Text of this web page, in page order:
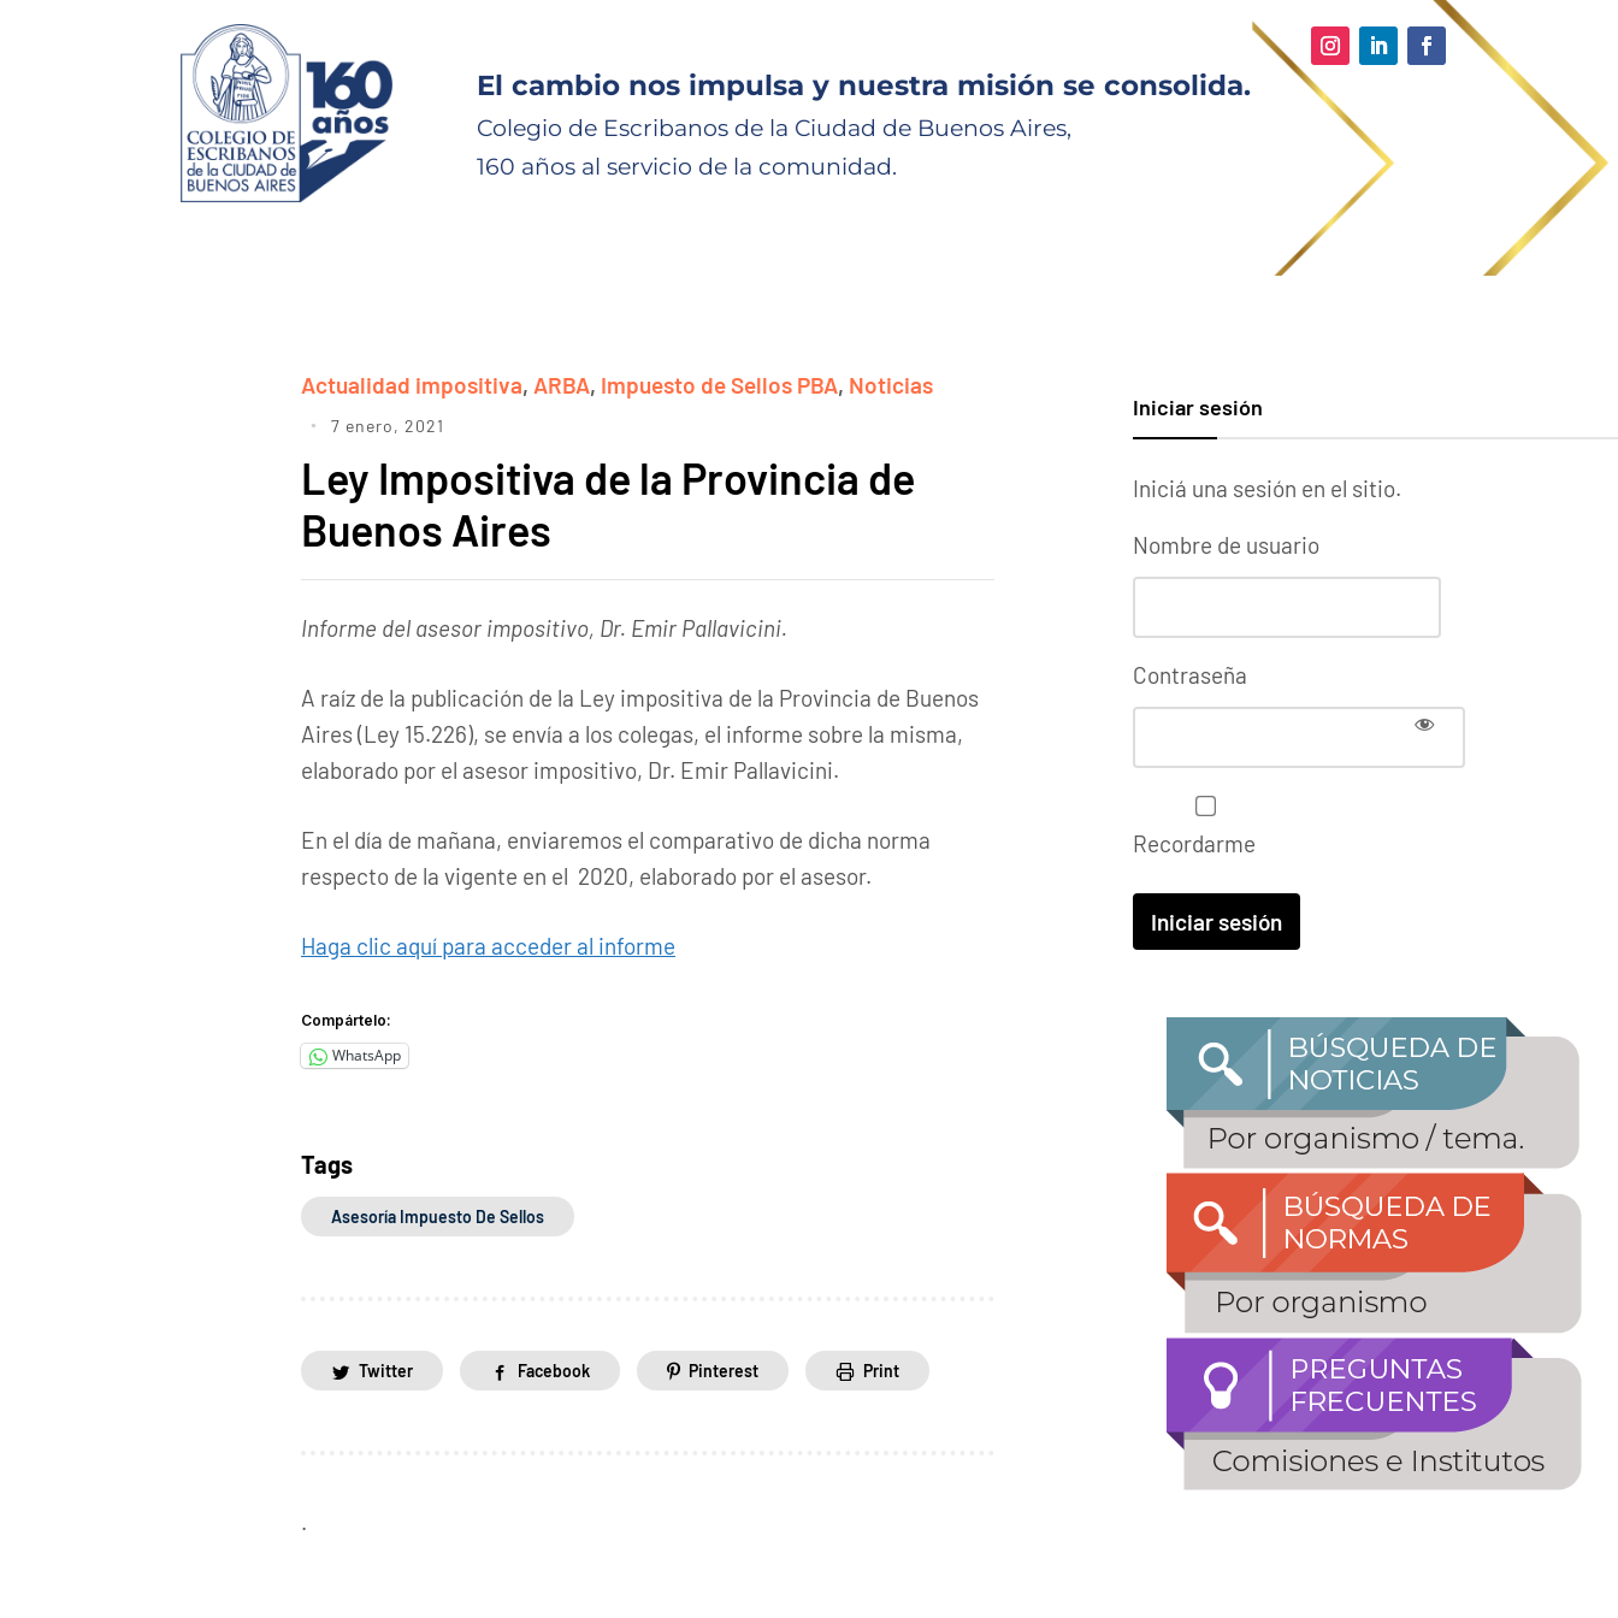
El cambio nos impulsa y nuestra misión se consolida.
Colegio de Escribanos de la Ciudad de Buenos Aires,
160 años al servicio de la comunidad.
Actualidad impositiva, ARBA, Impuesto de Sellos PBA, Noticias
7 enero, 2021
Ley Impositiva de la Provincia de
Buenos Aires
Informe del asesor impositivo, Dr. Emir Pallavicini.
A raíz de la publicación de la Ley impositiva de la Provincia de Buenos
Aires (Ley 15.226), se envía a los colegas, el informe sobre la misma,
elaborado por el asesor impositivo, Dr. Emir Pallavicini.
En el día de mañana, enviaremos el comparativo de dicha norma
respecto de la vigente en el 2020, elaborado por el asesor.
Haga clic aquí para acceder al informe
Compártelo:
WhatsApp
Tags
Asesoría Impuesto De Sellos
Twitter Facebook Pinterest Print
.
Iniciar sesión
Iniciá una sesión en el sitio.
Nombre de usuario
Contraseña
Recordarme